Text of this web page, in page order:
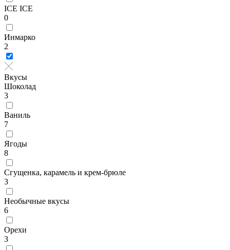
ICE ICE
0
Инмарко
2
Вкусы
Шоколад
3
Ваниль
7
Ягоды
8
Сгущенка, карамель и крем-брюле
3
Необычные вкусы
6
Орехи
3